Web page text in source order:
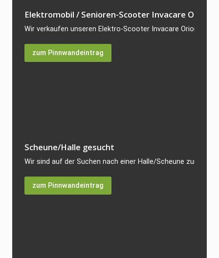
Elektromobil / Senioren-Scooter Invacare Orion...
Wir verkaufen unseren Elektro-Scooter Invacare Orion, da
zum Pinnwandeintrag
Scheune/Halle gesucht
Wir sind auf der Suchen nach einer Halle/Scheune zum
zum Pinnwandeintrag